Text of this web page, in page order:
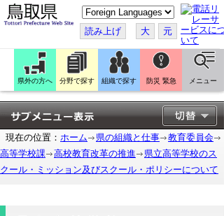
こ
の
ペ
ー
ジ
翻
訳
す
る
読み上げ 大 元
県外の方へ 分野で探す 組織で探す 防災 緊急 メニュー
現在の位置： ホーム 県の組織と仕事
教育委員会
高等学校課
高校教育改革の推進
県立高等学校のス
クール・ミッション及びスクール・ポリシーについて